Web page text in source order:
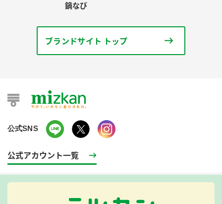
鍋なび
ブランドサイト トップ
公式SNS
公式アカウント一覧